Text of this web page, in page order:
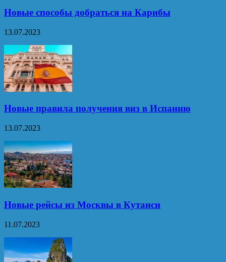
Новые способы добраться на Карибы
13.07.2023
Новые правила получения виз в Испанию
13.07.2023
Новые рейсы из Москвы в Кутаиси
11.07.2023